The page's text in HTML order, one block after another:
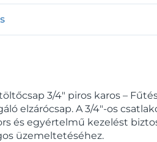
3/4" piros karos –
elzárócsap. A 3/4"-os
és egyértelmű kezelést
üzemeltetéséhez.